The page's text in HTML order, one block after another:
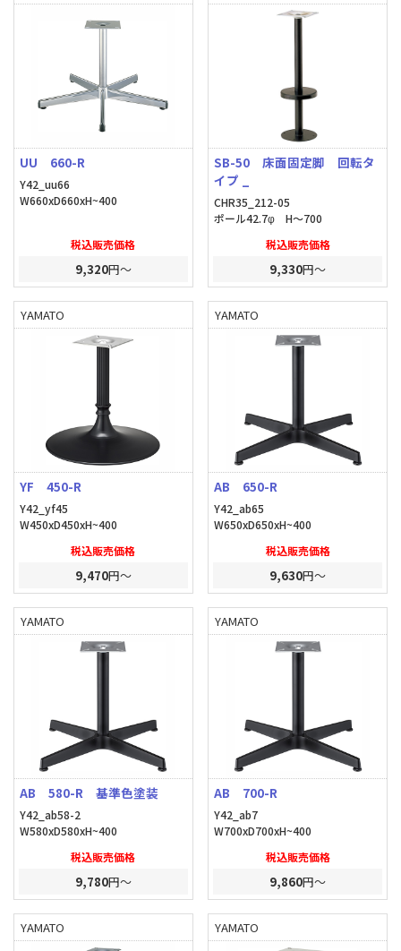
UU 660-R
Y42_uu66
W660xD660xH~400
税込販売価格
9,320円～
SB-50 床面固定脚 回転タ
イプ _
CHR35_212-05
ポール42.7φ H～700
税込販売価格
9,330円～
YAMATO
YF 450-R
Y42_yf45
W450xD450xH~400
税込販売価格
9,470円～
YAMATO
AB 650-R
Y42_ab65
W650xD650xH~400
税込販売価格
9,630円～
YAMATO
AB 580-R 基準色塗装
Y42_ab58-2
W580xD580xH~400
税込販売価格
9,780円～
YAMATO
AB 700-R
Y42_ab7
W700xD700xH~400
税込販売価格
9,860円～
YAMATO YAMATO